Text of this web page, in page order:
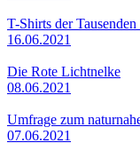
T-Shirts der Tausenden
16.06.2021
Die Rote Lichtnelke
08.06.2021
Umfrage zum
07.06.2021